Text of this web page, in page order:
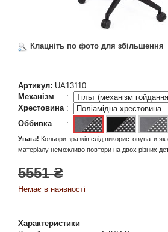
Клацніть по фото для збільшення
Артикул: UA13110
Механізм
:
Хрестовина:
Оббивка
:
Увага! Кольори зразків слід використовувати як
матеріалу неможливо повтори на двох різних
5551 ₴
Немає в наявності
Характеристики